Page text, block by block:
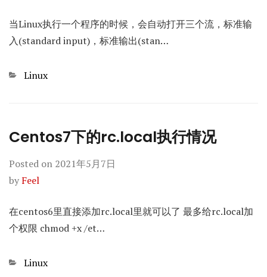
当Linux执行一个程序的时候，会自动打开三个流，标准输
入(standard input)，标准输出(stan…
Categories
Linux
Centos7下的rc.local执行情况
Posted on 2021年5月7日
by Feel
在centos6里直接添加rc.local里就可以了 最多给rc.local加
个权限 chmod +x /et…
Categories
Linux